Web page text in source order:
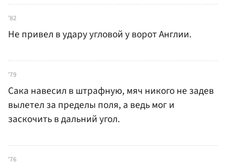
'82
Не привел в удару угловой у ворот Англии.
'79
Сака навесил в штрафную, мяч никого не задев
вылетел за пределы поля, а ведь мог и
заскочить в дальний угол.
'76